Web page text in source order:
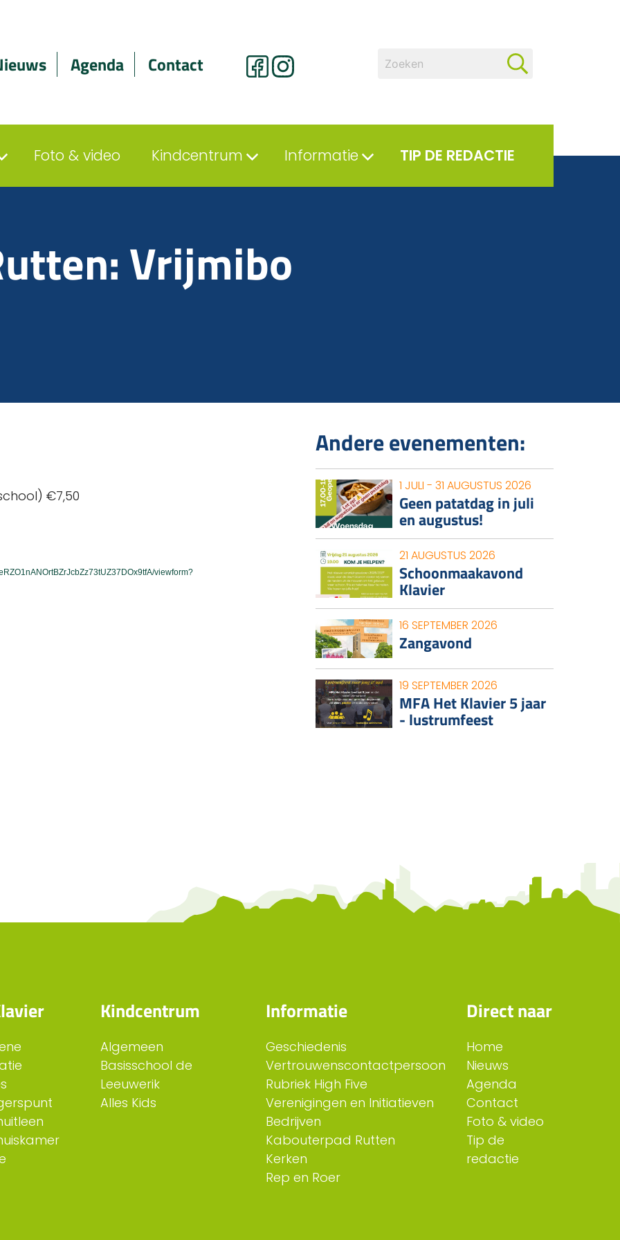
Agenda Contact
Foto & video Kindcentrum Informatie TIP DE REDACTIE
Vrijmibo
€7,50
viewform?
Andere evenementen:
1 JULI - 31 AUGUSTUS 2026
Geen patatdag in juli
en augustus!
21 AUGUSTUS 2026
Schoonmaakavond
Klavier
16 SEPTEMBER 2026
Zangavond
19 SEPTEMBER 2026
MFA Het Klavier 5 jaar
- lustrumfeest
Kindcentrum
Algemeen
Basisschool de
Leeuwerik
Alles Kids
Informatie
Geschiedenis
Vertrouwenscontactpersoon
Rubriek High Five
Verenigingen en Initiatieven
Bedrijven
Kabouterpad Rutten
Kerken
Rep en Roer
Direct naar
Home
Nieuws
Agenda
Contact
Foto & video
Tip de
redactie